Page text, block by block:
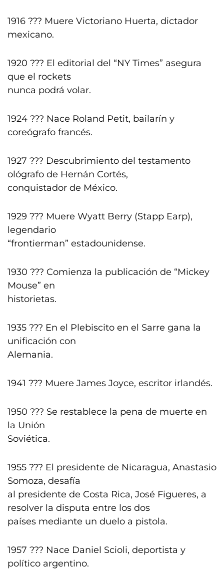
1916 ??? Muere Victoriano Huerta, dictador
mexicano.
1920 ??? El editorial del “NY Times” asegura
que el rockets
nunca podrá volar.
1924 ??? Nace Roland Petit, bailarín y
coreógrafo francés.
1927 ??? Descubrimiento del testamento
ológrafo de Hernán Cortés,
conquistador de México.
1929 ??? Muere Wyatt Berry (Stapp Earp),
legendario
“frontierman” estadounidense.
1930 ??? Comienza la publicación de “Mickey
Mouse” en
historietas.
1935 ??? En el Plebiscito en el Sarre gana la
unificación con
Alemania.
1941 ??? Muere James Joyce, escritor irlandés.
1950 ??? Se restablece la pena de muerte en
la Unión
Soviética.
1955 ??? El presidente de Nicaragua, Anastasio
Somoza, desafía
al presidente de Costa Rica, José Figueres, a
resolver la disputa entre los dos
países mediante un duelo a pistola.
1957 ??? Nace Daniel Scioli, deportista y
político argentino.